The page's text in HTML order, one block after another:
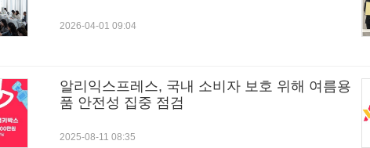
2026-04-01 09:04
알리익스프레스, 국내 소비자 보호 위해 여름용
품 안전성 집중 점검
2025-08-11 08:35